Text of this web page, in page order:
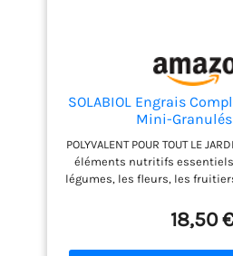
SOLABIOL Engrais
Mini-
POLYVALENT POUR TOUT LE
éléments nutritifs essentiels
légumes, les fleurs, les
starter » pour stimuler la
combiné à une nutrition
mois. FORMULATION EN MINI-
18,50